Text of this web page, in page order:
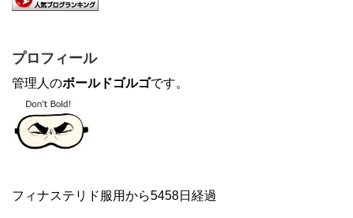
プロフィール
管理人のボールドゴルゴです。
フィナステリド服用から5458日経過